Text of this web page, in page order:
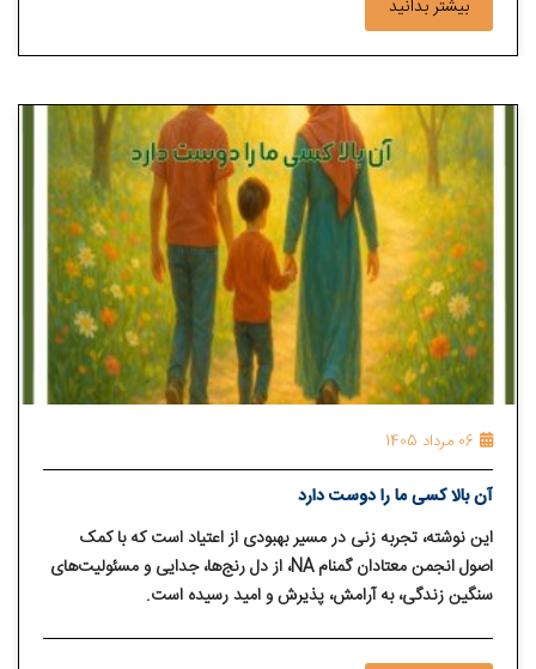
بیشتر بدانید
06 مرداد 1405
آن بالا کسی ما را دوست دارد
این نوشته، تجربه زنی در مسیر بهبودی از اعتیاد است که با کمک
اصول انجمن معتادان گمنام NA، از دل رنج‌ها، جدایی و مسئولیت‌های
سنگین زندگی، به آرامش، پذیرش و امید رسیده است.